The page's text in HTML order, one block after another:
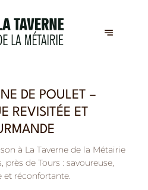
DE POULET –
REVISITÉE ET
à La Taverne de la Métairie
près de Tours : savoureuse,
et réconfortante.